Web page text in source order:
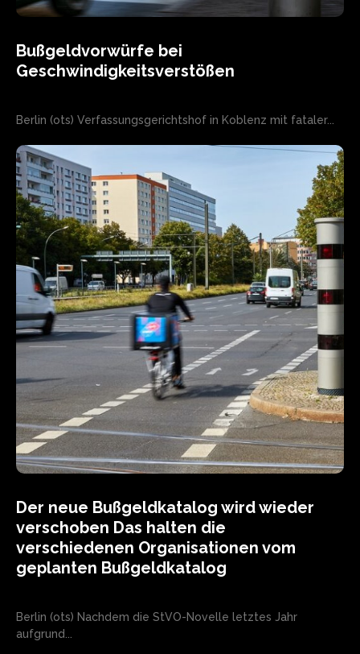
Bußgeldvorwürfe bei
Geschwindigkeitsverstößen
Berlin (ots) Verfassungsgerichtshof in Koblenz mit fataler...
Der neue Bußgeldkatalog wird wieder
verschoben Das halten die
verschiedenen Organisationen vom
geplanten Bußgeldkatalog
Berlin (ots) Nachdem die StVO-Novelle letztes Jahr
aufgrund...